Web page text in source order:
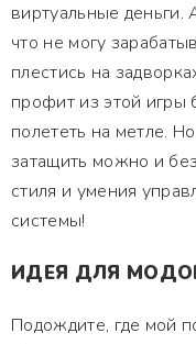
виртуальные деньги.
что не могу
плестись на
профит из этой игры
полететь на метле.
затащить можно и
стиля и умения
системы!
ИДЕЯ ДЛЯ
Подождите, где мой